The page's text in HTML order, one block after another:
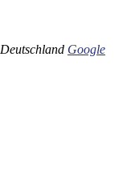
Deutschland Google